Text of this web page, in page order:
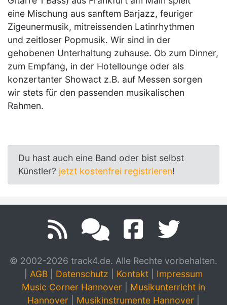
eine Mischung aus sanftem Barjazz, feuriger
Zigeunermusik, mitreissenden Latinrhythmen
und zeitloser Popmusik. Wir sind in der
gehobenen Unterhaltung zuhause. Ob zum Dinner,
zum Empfang, in der Hotellounge oder als
konzertanter Showact z.B. auf Messen sorgen
wir stets für den passenden musikalischen
Rahmen.
Du hast auch eine Band oder bist selbst
Künstler? jetzt kostenfrei registrieren!
© 2002-2026 track4.de. Alle Rechte vorbehalten.
AGB Datenschutz Kontakt
Impressum
Music Corner Hannover
Musikunterricht in
Hannover
Musikinstrumente Hannover